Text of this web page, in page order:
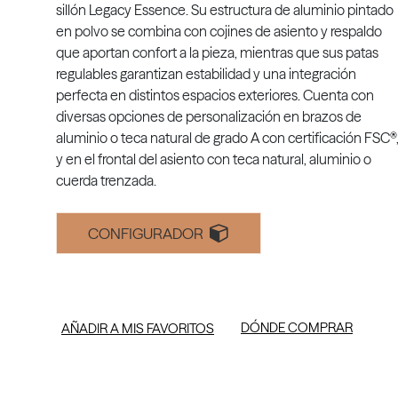
sillón Legacy Essence. Su estructura de aluminio pintado
en polvo se combina con cojines de asiento y respaldo
que aportan confort a la pieza, mientras que sus patas
regulables garantizan estabilidad y una integración
perfecta en distintos espacios exteriores. Cuenta con
diversas opciones de personalización en brazos de
aluminio o teca natural de grado A con certificación FSC®,
y en el frontal del asiento con teca natural, aluminio o
cuerda trenzada.
CONFIGURADOR
AÑADIR A MIS FAVORITOS DÓNDE COMPRAR